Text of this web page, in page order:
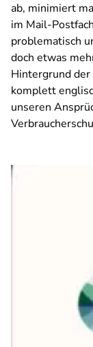
ab, minimiert
im Mail-
problematisch
doch etwas
Hintergrund
komplett
unseren